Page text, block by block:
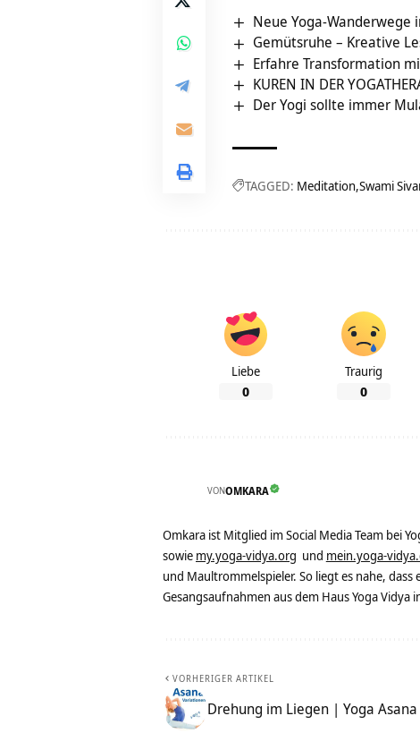
Neue Yoga-Wanderwege
Gemütsruhe – Kreative
Erfahre Transformation
KUREN IN DER
Der Yogi sollte immer
TAGGED: Meditation Swami
Liebe
0
Traurig
0
VONOMKARA
Omkara ist Mitglied im Social Media Team bei
sowie my.yoga-vidya.org und mein.yoga-
und Maultrommelspieler. So liegt es nahe,
Gesangsaufnahmen aus dem Haus Yoga Vidya
VORHERIGER ARTIKEL
Drehung im Liegen | Yoga